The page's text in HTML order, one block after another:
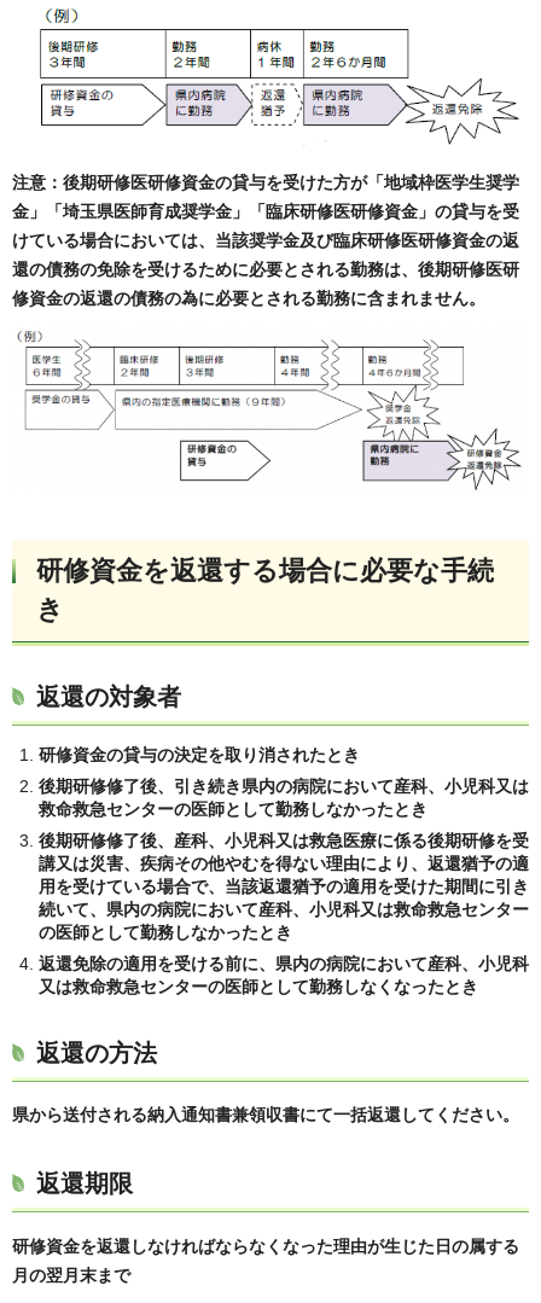
注意：後期研修医研修資金の貸与を受けた方が「地域枠医学生奨学
金」「埼玉県医師育成奨学金」「臨床研修医研修資金」 の貸与を受
けている場合においては、当該奨学金及び臨床研修医研修資金の返
還の債務の免除を受けるために必要とされる勤務は、後期研修医研
修資金の返還の債務の為に必要とされる勤務に含まれません。
研修資金を返還する場合に必要な手続
き
返還の対象者
研修資金の貸与の決定を取り消されたとき
後期研修修了後、引き続き県内の病院において産科、小児科又は
救命救急センターの医師として勤務しなかったとき
後期研修修了後、産科、小児科又は救急医療に係る後期研修を受
講又は災害、疾病その他やむを得ない理由により、返還猶予の適
用を受けている場合で、当該返還猶予の適用を受けた期間に引き
続いて、県内の病院において産科、小児科又は救命救急センター
の医師として勤務しなかったとき
返還免除の適用を受ける前に、県内の病院において産科、小児科
又は救命救急センターの医師として勤務しなくなったとき
返還の方法
県から送付される納入通知書兼領収書にて一括返還してください。
返還期限
研修資金を返還しなければならなくなった理由が生じた日の属する
月の翌月末まで